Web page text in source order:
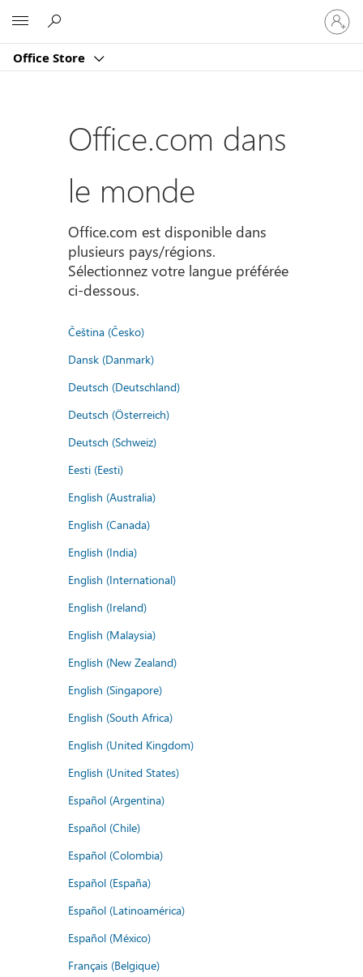
Office Store
vous
à
compte
Office.com dans
le monde
Office.com est disponible dans
plusieurs pays/régions.
Sélectionnez votre langue préférée
ci-dessous.
Čeština (Česko)
Dansk (Danmark)
Deutsch (Deutschland)
Deutsch (Österreich)
Deutsch (Schweiz)
Eesti (Eesti)
English (Australia)
English (Canada)
English (India)
English (International)
English (Ireland)
English (Malaysia)
English (New Zealand)
English (Singapore)
English (South Africa)
English (United Kingdom)
English (United States)
Español (Argentina)
Español (Chile)
Español (Colombia)
Español (España)
Español (Latinoamérica)
Español (México)
Français (Belgique)